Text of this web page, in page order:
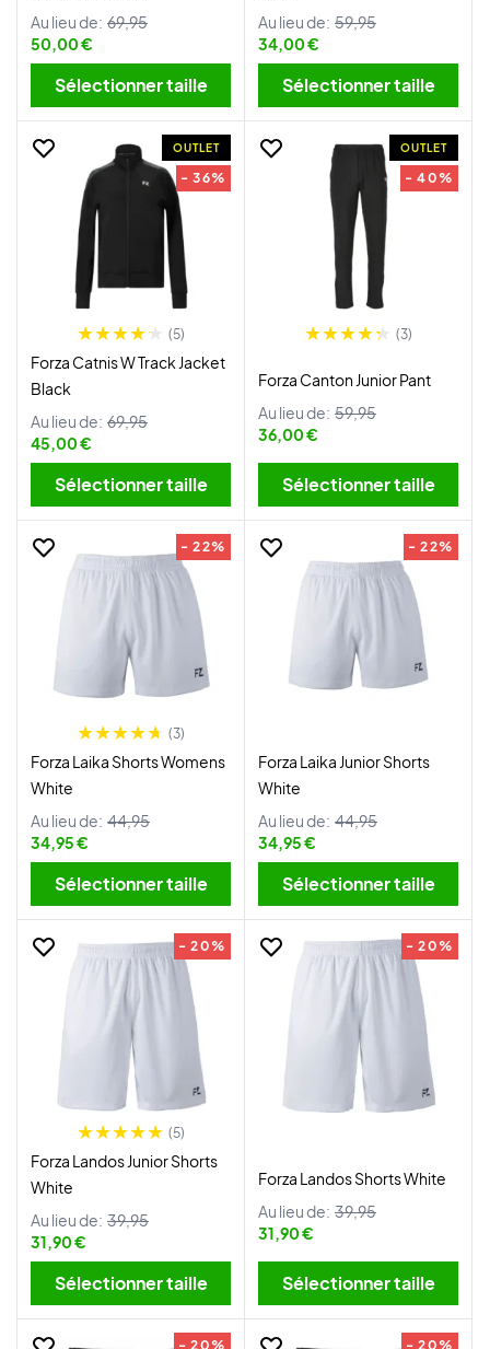
Au lieu de: 69,95
50,00 €
Sélectionner taille
Au lieu de: 59,95
34,00 €
Sélectionner taille
OUTLET
- 36%
(5)
Forza Catnis W Track Jacket
Black
Au lieu de: 69,95
45,00 €
Sélectionner taille
OUTLET
- 40%
(3)
Forza Canton Junior Pant
Au lieu de: 59,95
36,00 €
Sélectionner taille
- 22%
(3)
Forza Laika Shorts Womens
White
Au lieu de: 44,95
34,95 €
Sélectionner taille
- 22%
Forza Laika Junior Shorts
White
Au lieu de: 44,95
34,95 €
Sélectionner taille
- 20%
(5)
Forza Landos Junior Shorts
White
Au lieu de: 39,95
31,90 €
Sélectionner taille
- 20%
Forza Landos Shorts White
Au lieu de: 39,95
31,90 €
Sélectionner taille
- 20% - 20%